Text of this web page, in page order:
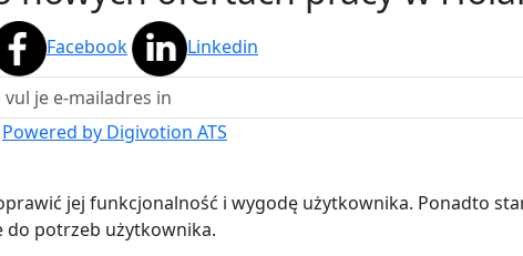
Facebook Linkedin
Powered by Digivotion ATS
jej funkcjonalność i wygodę użytkownika. Ponadto
do potrzeb użytkownika.